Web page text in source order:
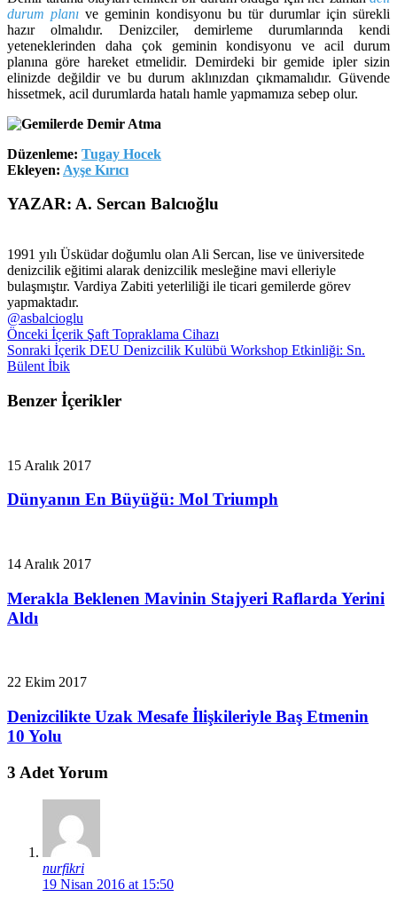
durum planı ve geminin kondisyonu bu tür durumlar için sürekli
hazır olmalıdır. Denizciler, demirleme durumlarında kendi
yeteneklerinden daha çok geminin kondisyonu ve acil durum
planına göre hareket etmelidir. Demirdeki bir gemide ipler sizin
elinizde değildir ve bu durum aklınızdan çıkmamalıdır. Güvende
hissetmek, acil durumlarda hatalı hamle yapmamıza sebep olur.
Düzenleme: Tugay Hocek
Ekleyen: Ayşe Kırıcı
YAZAR: A. Sercan Balcıoğlu
1991 yılı Üsküdar doğumlu olan Ali Sercan, lise ve üniversitede
denizcilik eğitimi alarak denizcilik mesleğine mavi elleriyle
bulaşmıştır. Vardiya Zabiti yeterliliği ile ticari gemilerde görev
yapmaktadır.
@asbalcioglu
Önceki İçerik Şaft Topraklama Cihazı
Sonraki İçerik DEU Denizcilik Kulübü Workshop Etkinliği: Sn.
Bülent İbik
Benzer İçerikler
15 Aralık 2017
Dünyanın En Büyüğü: Mol Triumph
14 Aralık 2017
Merakla Beklenen Mavinin Stajyeri Raflarda Yerini
Aldı
22 Ekim 2017
Denizcilikte Uzak Mesafe İlişkileriyle Baş Etmenin
10 Yolu
3 Adet Yorum
nurfikri
19 Nisan 2016 at 15:50